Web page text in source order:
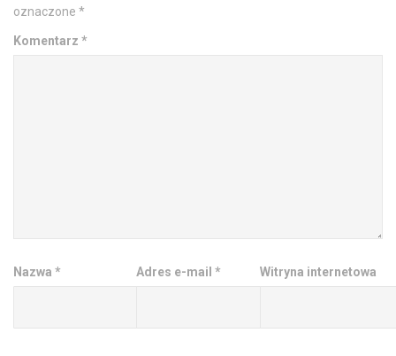
oznaczone *
Komentarz *
Nazwa * Adres e-mail* Witryna internetowa